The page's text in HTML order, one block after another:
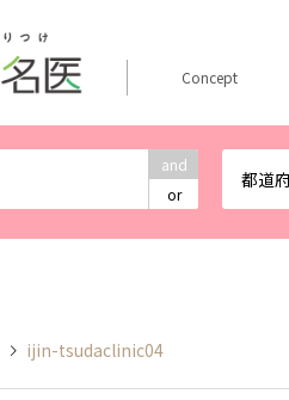
and
or
都道
Concept
ijin-tsudaclinic04